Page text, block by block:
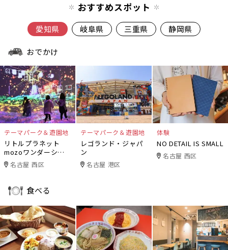
おすすめスポット
愛知県 岐阜県 三重県 静岡県
おでかけ
テーマパーク＆遊園地
リトルプラネット
mozoワンダーシテ
ィ 名古屋 西区
テーマパーク＆遊園地
レゴランド・ジャパ
ン
名古屋 港区
体験
NO DETAIL IS SMALL
名古屋 西区
食べる